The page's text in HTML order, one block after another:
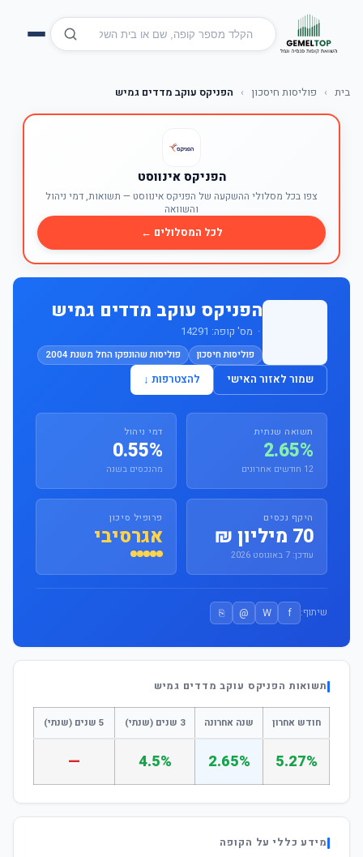
בית › פוליסות חיסכון › הפניקס עוקב מדדים גמיש
הפניקס אינווסט
צפו בכל מסלולי ההשקעה של הפניקס אינווסט — תשואות, דמי ניהול
והשוואה
לכל המסלולים ←
הפניקס עוקב מדדים גמיש
· מס' קופה: 14291
פוליסות חיסכון פוליסות שהונפקו החל משנת 2004
שמור לאזור האישי להצטרפות ↓
תשואה שנתית
2.65%
12 חודשים אחרונים
דמי ניהול
0.55%
מהנכסים בשנה
היקף נכסים
70 מיליון ₪
עודכן: 7 באוגוסט 2026
פרופיל סיכון
אגרסיבי
שיתוף: f
W
@
⎘
תשואות הפניקס עוקב מדדים גמיש
חודש אחרון שנה אחרונה 3 שנים (שנתי) 5 שנים (שנתי)
5.27%
2.65%
4.5%
—
מידע כללי על הקופה